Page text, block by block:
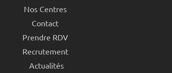
Nos Centres
Contact
Prendre RDV
Recrutement
Actualités